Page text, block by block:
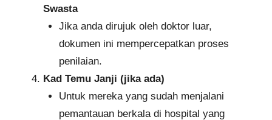
Swasta
Jika anda dirujuk oleh doktor luar,
dokumen ini mempercepatkan proses
penilaian.
Kad Temu Janji (jika ada)
Untuk mereka yang sudah menjalani
pemantauan berkala di hospital yang